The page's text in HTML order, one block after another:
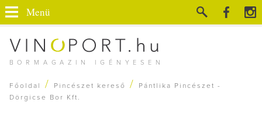
BORMAGAZIN IGÉNYESEN
Menü
Főoldal / Pincészet kereső /
Pántlika Pincészet -
Dörgicse Bor Kft.